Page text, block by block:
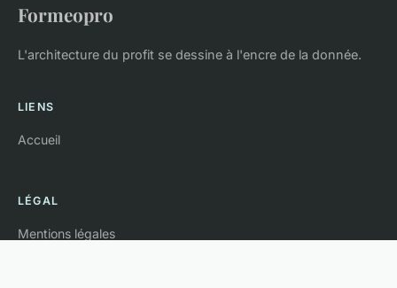
Formeopro
L'architecture du profit se dessine à l'encre de la donnée.
LIENS
Accueil
LÉGAL
Mentions légales